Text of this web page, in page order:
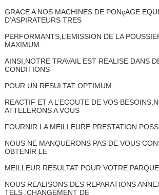
GRACE A NOS MACHINES DE PONçAGE
D’ASPIRATEURS TRES
PERFORMANTS,L’EMISSION DE LA
MAXIMUM.
AINSI,NOTRE TRAVAIL EST REALISE DANS
CONDITIONS
POUR UN RESULTAT OPTIMUM.
REACTIF ET A L’ECOUTE DE VOS
ATTELERONS A VOUS
FOURNIR LA MEILLEURE PRESTATION
NOUS NE MANQUERONS PAS DE VOUS
OBTENIR LE
MEILLEUR RESULTAT POUR VOTRE
NOUS REALISONS DES REPARATIONS
TELS ,CHANGEMENT DE